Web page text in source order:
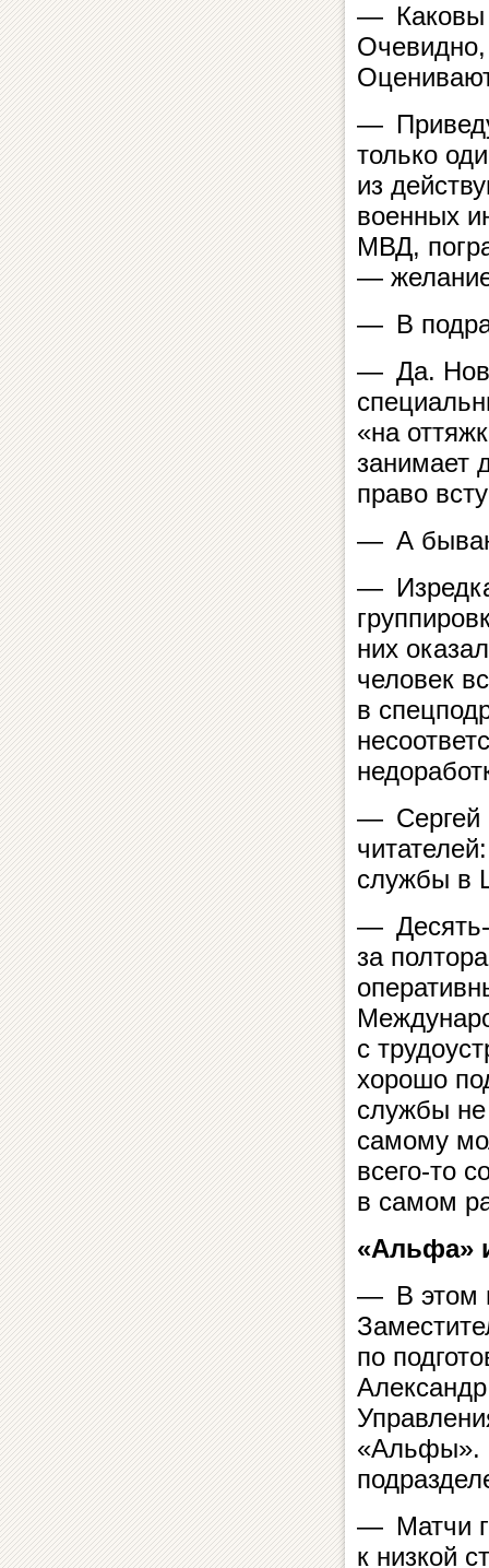
— Каковы
—
только
из
военных
МВД,
— желание
— В
— Да.
«на
занимает
право
— А
—
них
человек
в
— Сергей
службы в
— Десять-
за
с
хорошо
службы
самому
всего‑то
в самом
«Альфа»
— В этом
по
«Альфы».
— Матчи
к низкой